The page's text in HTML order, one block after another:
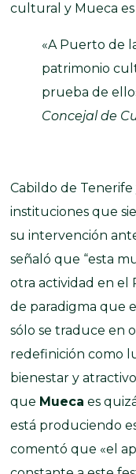
cultural y Mueca
«A Puerto de
patrimonio
prueba de
Concejal de
Cabildo de Tenerife
instituciones que
su intervención
señaló que “esta
otra actividad en el
de paradigma que
sólo se traduce en
redefinición como
bienestar y
que Mueca es
está produciendo
comentó que «el